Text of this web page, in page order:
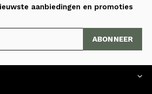
aanbiedingen en promoties
ABONNEER